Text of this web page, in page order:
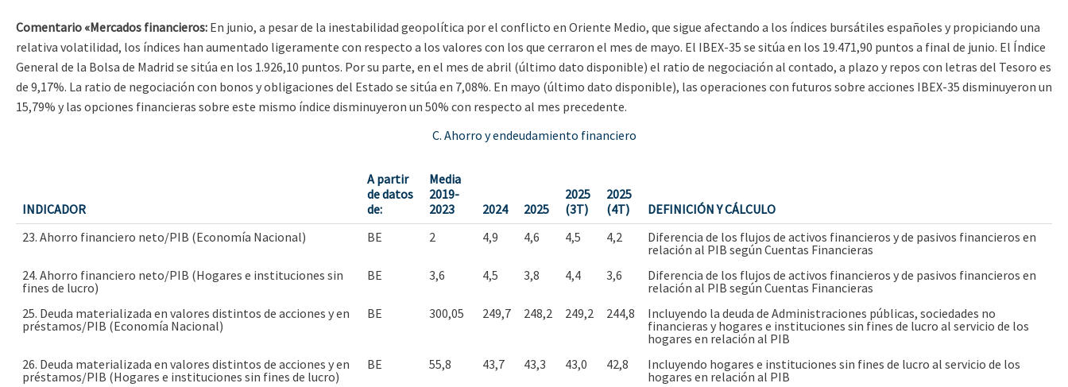
Comentario «Mercados financieros: En junio, a pesar de la inestabilidad geopolítica por el conflicto en Oriente Medio, que sigue afectando a los índices bursátiles españoles y propiciando una
relativa volatilidad, los índices han aumentado ligeramente con respecto a los valores con los que cerraron el mes de mayo. El IBEX-35 se sitúa en los 19.471,90 puntos a final de junio. El Índice
General de la Bolsa de Madrid se sitúa en los 1.926,10 puntos. Por su parte, en el mes de abril (último dato disponible) el ratio de negociación al contado, a plazo y repos con letras del Tesoro es
de 9,17%. La ratio de negociación con bonos y obligaciones del Estado se sitúa en 7,08%. En mayo (último dato disponible), las operaciones con futuros sobre acciones IBEX-35 disminuyeron un
15,79% y las opciones financieras sobre este mismo índice disminuyeron un 50% con respecto al mes precedente.
C. Ahorro y endeudamiento financiero
INDICADOR
A partir
de datos
de:
Media
2019-
2023
2024 2025
2025
(3T)
2025
(4T)
DEFINICIÓN Y CÁLCULO
23. Ahorro financiero neto/PIB (Economía Nacional)
BE 2 4,9 4,6 4,5 4,2
Diferencia de los flujos de activos financieros y de pasivos financieros en
relación al PIB según Cuentas Financieras
24. Ahorro financiero neto/PIB (Hogares e instituciones sin
fines de lucro)
BE 3,6 4,5 3,8 4,4 3,6
Diferencia de los flujos de activos financieros y de pasivos financieros en
relación al PIB según Cuentas Financieras
25. Deuda materializada en valores distintos de acciones y en
préstamos/PIB (Economía Nacional)
BE 300,05 249,7 248,2 249,2 244,8
Incluyendo la deuda de Administraciones públicas, sociedades no
financieras y hogares e instituciones sin fines de lucro al servicio de los
hogares en relación al PIB
26. Deuda materializada en valores distintos de acciones y en
préstamos/PIB (Hogares e instituciones sin fines de lucro)
BE 55,8 43,7 43,3 43,0 42,8
Incluyendo hogares e instituciones sin fines de lucro al servicio de los
hogares en relación al PIB